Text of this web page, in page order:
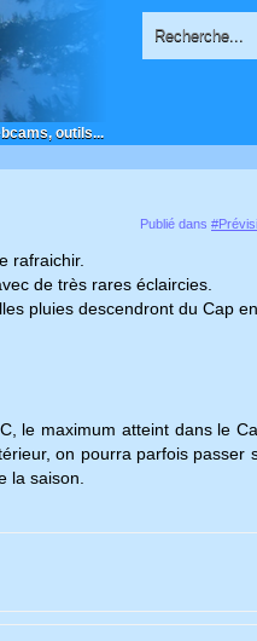
outils...
Publié dans
rafraichir.
de très rares éclaircies.
pluies descendront du Cap
le maximum atteint dans le
on pourra parfois passer
la saison.